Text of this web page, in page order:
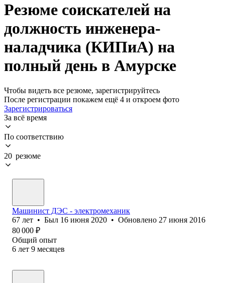
Резюме соискателей на
должность инженера-
наладчика (КИПиА) на
полный день в Амурске
Чтобы видеть все резюме, зарегистрируйтесь
После регистрации покажем ещё 4 и откроем фото
Зарегистрироваться
За всё время
По соответствию
20 резюме
Машинист ДЭС - электромеханик
67 лет • Был 16 июня 2020 • Обновлено 27 июня 2016
80 000 ₽
Общий опыт
6 лет 9 месяцев